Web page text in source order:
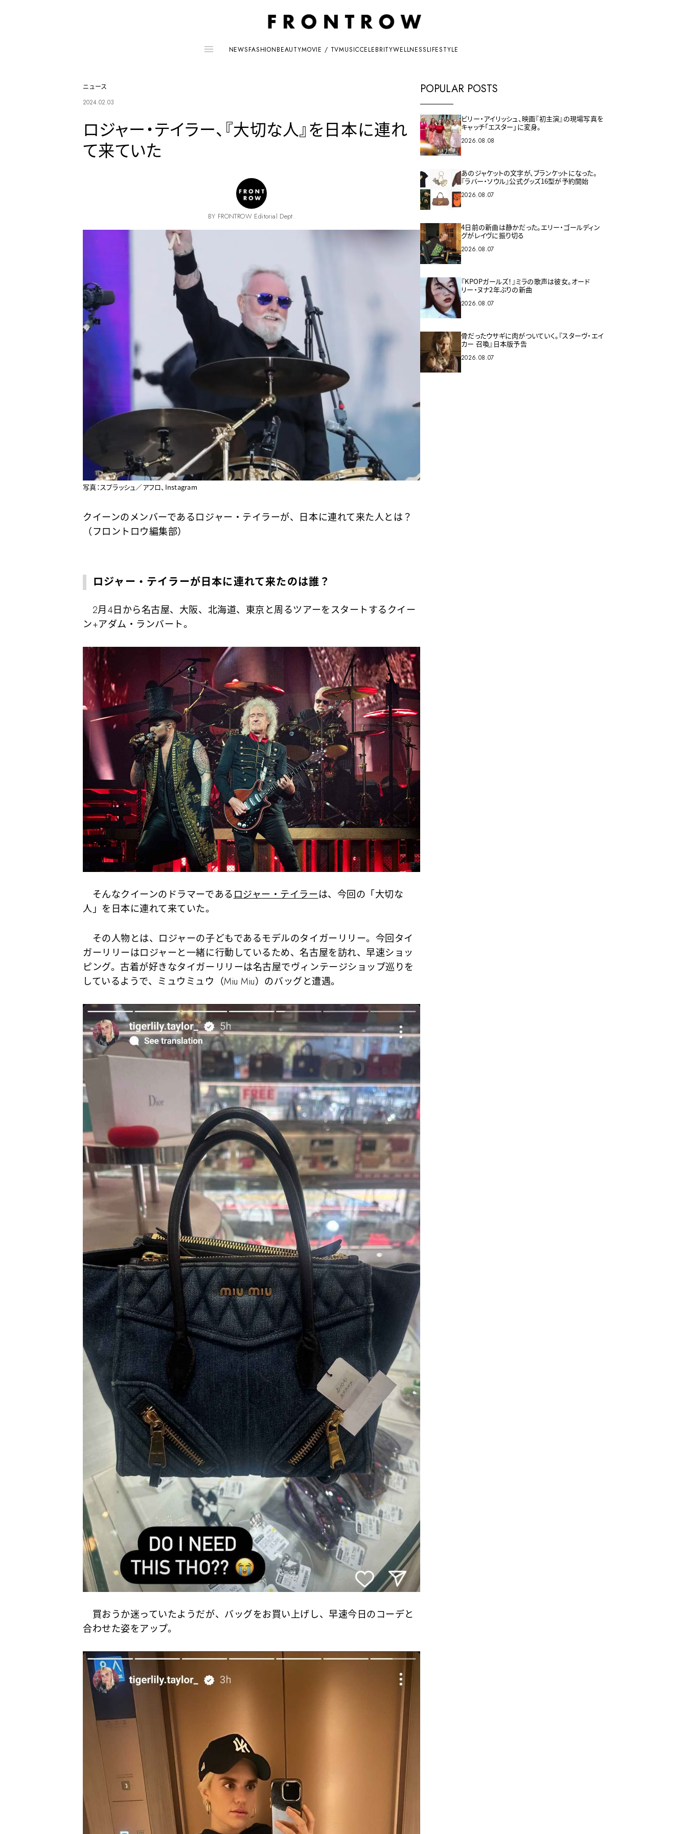
NEWSFASHIONBEAUTYMOVIE / TVMUSICCELEBRITYWELLNESSLIFESTYLE
ニュース
2024.02.03
ロジャー・テイラー、『大切な人』を日本に連れ
て来ていた
BY FRONTROW Editorial Dept.
写真：スプラッシュ／アフロ、Instagram
クイーンのメンバーであるロジャー・テイラーが、日本に連れて来た人とは？
（フロントロウ編集部）
ロジャー・テイラーが日本に連れて来たのは誰？
2月4日から名古屋、大阪、北海道、東京と周るツアーをスタートするクイー
ン+アダム・ランバート。
そんなクイーンのドラマーであるロジャー・テイラーは、今回の「大切な
人」を日本に連れて来ていた。
その人物とは、ロジャーの子どもであるモデルのタイガーリリー。今回タイ
ガーリリーはロジャーと一緒に行動しているため、名古屋を訪れ、早速ショッ
ピング。古着が好きなタイガーリリーは名古屋でヴィンテージショップ巡りを
しているようで、ミュウミュウ（Miu Miu）のバッグと遭遇。
買おうか迷っていたようだが、バッグをお買い上げし、早速今日のコーデと
合わせた姿をアップ。
POPULAR POSTS
ビリー・アイリッシュ、映画『初主演』の現場写真を
キャッチ「エスター」に変身。
2026.08.08
あのジャケットの文字が、ブランケットになった。
『ラバー・ソウル』公式グッズ16型が予約開始
2026.08.07
4日前の新曲は静かだった。エリー・ゴールディン
グがレイヴに振り切る
2026.08.07
『KPOPガールズ！』ミラの歌声は彼女。オード
リー・ヌナ2年ぶりの新曲
2026.08.07
骨だったウサギに肉がついていく。『スターヴ・エイ
カー 召喚』日本版予告
2026.08.07